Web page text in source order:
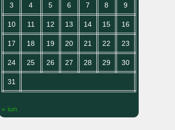
3 4 5 6 7 8 9
10 11 12 13 14 15 16
17 18 19 20 21 22 23
24 25 26 27 28 29 30
31
« iun.